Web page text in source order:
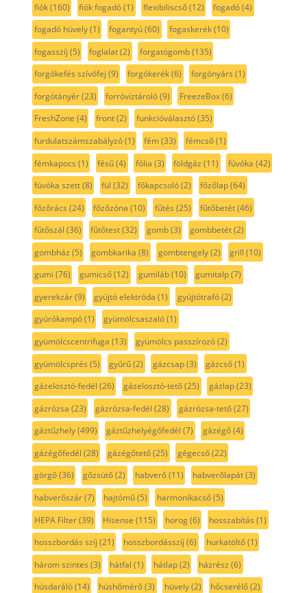
fiók(160) fiók fogadó(1) flexibiliscső(12) fogadó(4)
fogadó hüvely(1) fogantyú(60) fogaskerék(10)
fogasszíj (5) foglalat(2) forgatógomb(135)
forgókefés szívófej (9) forgókerék(6) forgónyárs (1)
forgótányér(23) forróvíztároló(9) FreezeBox(6)
FreshZone (4) front(2) funkcióválasztó(35)
furdulatszámszabályzó(1) fém(33) fémcső(1)
fémkapocs (1) fésű(4) fólia (3) földgáz (11) fúvóka (42)
fúvóka szett(8) fül (32) főkapcsoló(2) főzőlap(64)
főzőrács (24) főzőzóna (10) fűtés (25) fűtőbetét(46)
fűtőszál (36) fűtőtest(32) gomb(3) gombbetét(2)
gombház (5) gombkarika (8) gombtengely(2) grill (10)
gumi (76) gumicső(12) gumiláb(10) gumitalp(7)
gyerekzár(9) gyújtó elektróda (1) gyújtótrafó(2)
gyúrókampó(1) gyümölcsaszaló(1)
gyümölcscentrifuga (13) gyümölcs passzírozó(2)
gyümölcsprés (5) gyűrű(2) gázcsap(3) gázcső(1)
gázelosztó-fedél (26) gázelosztó-tető(25) gázlap(23)
gázrózsa (23) gázrózsa-fedél (28) gázrózsa-tető(27)
gáztűzhely(499) gáztűzhelyégőfedél (7) gázégő(4)
gázégőfedél (28) gázégőtető(25) gégecső(22)
görgő(36) gőzsütő(2) habverő(11) habverőlapát(3)
habverőszár(7) hajtómű(5) harmonikacső(5)
HEPA Filter(39) Hisense (115) horog(6) hosszabítás (1)
hosszbordás szíj (21) hosszbordásszíj (6) hurkatöltő(1)
három szintes (3) hátfal (1) hátlap(2) házrész (6)
húsdaráló(14) húshőmérő(3) hüvely(2) hőcserélő(2)